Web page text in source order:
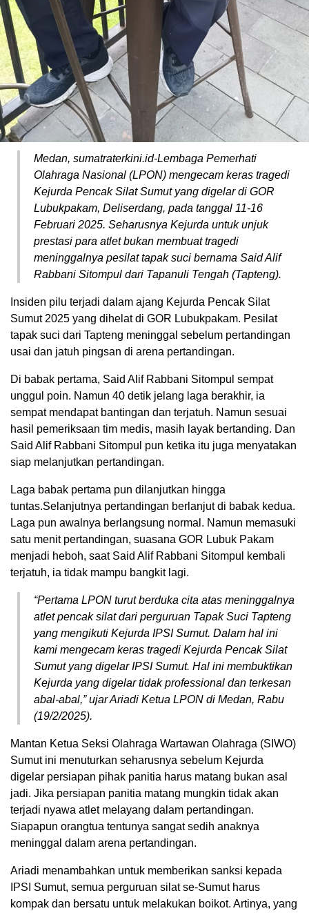
Medan, sumatraterkini.id-Lembaga Pemerhati
Olahraga Nasional (LPON) mengecam keras tragedi
Kejurda Pencak Silat Sumut yang digelar di GOR
Lubukpakam, Deliserdang, pada tanggal 11-16
Februari 2025. Seharusnya Kejurda untuk unjuk
prestasi para atlet bukan membuat tragedi
meninggalnya pesilat tapak suci bernama Said Alif
Rabbani Sitompul dari Tapanuli Tengah (Tapteng).
Insiden pilu terjadi dalam ajang Kejurda Pencak Silat
Sumut 2025 yang dihelat di GOR Lubukpakam. Pesilat
tapak suci dari Tapteng meninggal sebelum pertandingan
usai dan jatuh pingsan di arena pertandingan.
Di babak pertama, Said Alif Rabbani Sitompul sempat
unggul poin. Namun 40 detik jelang laga berakhir, ia
sempat mendapat bantingan dan terjatuh. Namun sesuai
hasil pemeriksaan tim medis, masih layak bertanding. Dan
Said Alif Rabbani Sitompul pun ketika itu juga menyatakan
siap melanjutkan pertandingan.
Laga babak pertama pun dilanjutkan hingga
tuntas.Selanjutnya pertandingan berlanjut di babak kedua.
Laga pun awalnya berlangsung normal. Namun memasuki
satu menit pertandingan, suasana GOR Lubuk Pakam
menjadi heboh, saat Said Alif Rabbani Sitompul kembali
terjatuh, ia tidak mampu bangkit lagi.
“Pertama LPON turut berduka cita atas meninggalnya
atlet pencak silat dari perguruan Tapak Suci Tapteng
yang mengikuti Kejurda IPSI Sumut. Dalam hal ini
kami mengecam keras tragedi Kejurda Pencak Silat
Sumut yang digelar IPSI Sumut. Hal ini membuktikan
Kejurda yang digelar tidak professional dan terkesan
abal-abal,” ujar Ariadi Ketua LPON di Medan, Rabu
(19/2/2025).
Mantan Ketua Seksi Olahraga Wartawan Olahraga (SIWO)
Sumut ini menuturkan seharusnya sebelum Kejurda
digelar persiapan pihak panitia harus matang bukan asal
jadi. Jika persiapan panitia matang mungkin tidak akan
terjadi nyawa atlet melayang dalam pertandingan.
Siapapun orangtua tentunya sangat sedih anaknya
meninggal dalam arena pertandingan.
Ariadi menambahkan untuk memberikan sanksi kepada
IPSI Sumut, semua perguruan silat se-Sumut harus
kompak dan bersatu untuk melakukan boikot. Artinya, yang